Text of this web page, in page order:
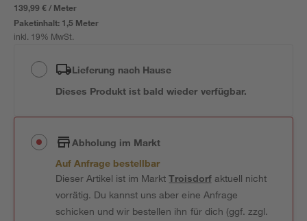
139,99 € / Meter
Paketinhalt: 1,5 Meter
inkl. 19% MwSt.
Lieferung nach Hause
Dieses Produkt ist bald wieder verfügbar.
Abholung im Markt
Auf Anfrage bestellbar
Dieser Artikel ist im MarktTroisdorfaktuell nicht
vorrätig. Du kannst uns aber eine Anfrage
schicken und wir bestellen ihn für dich (ggf. zzgl.